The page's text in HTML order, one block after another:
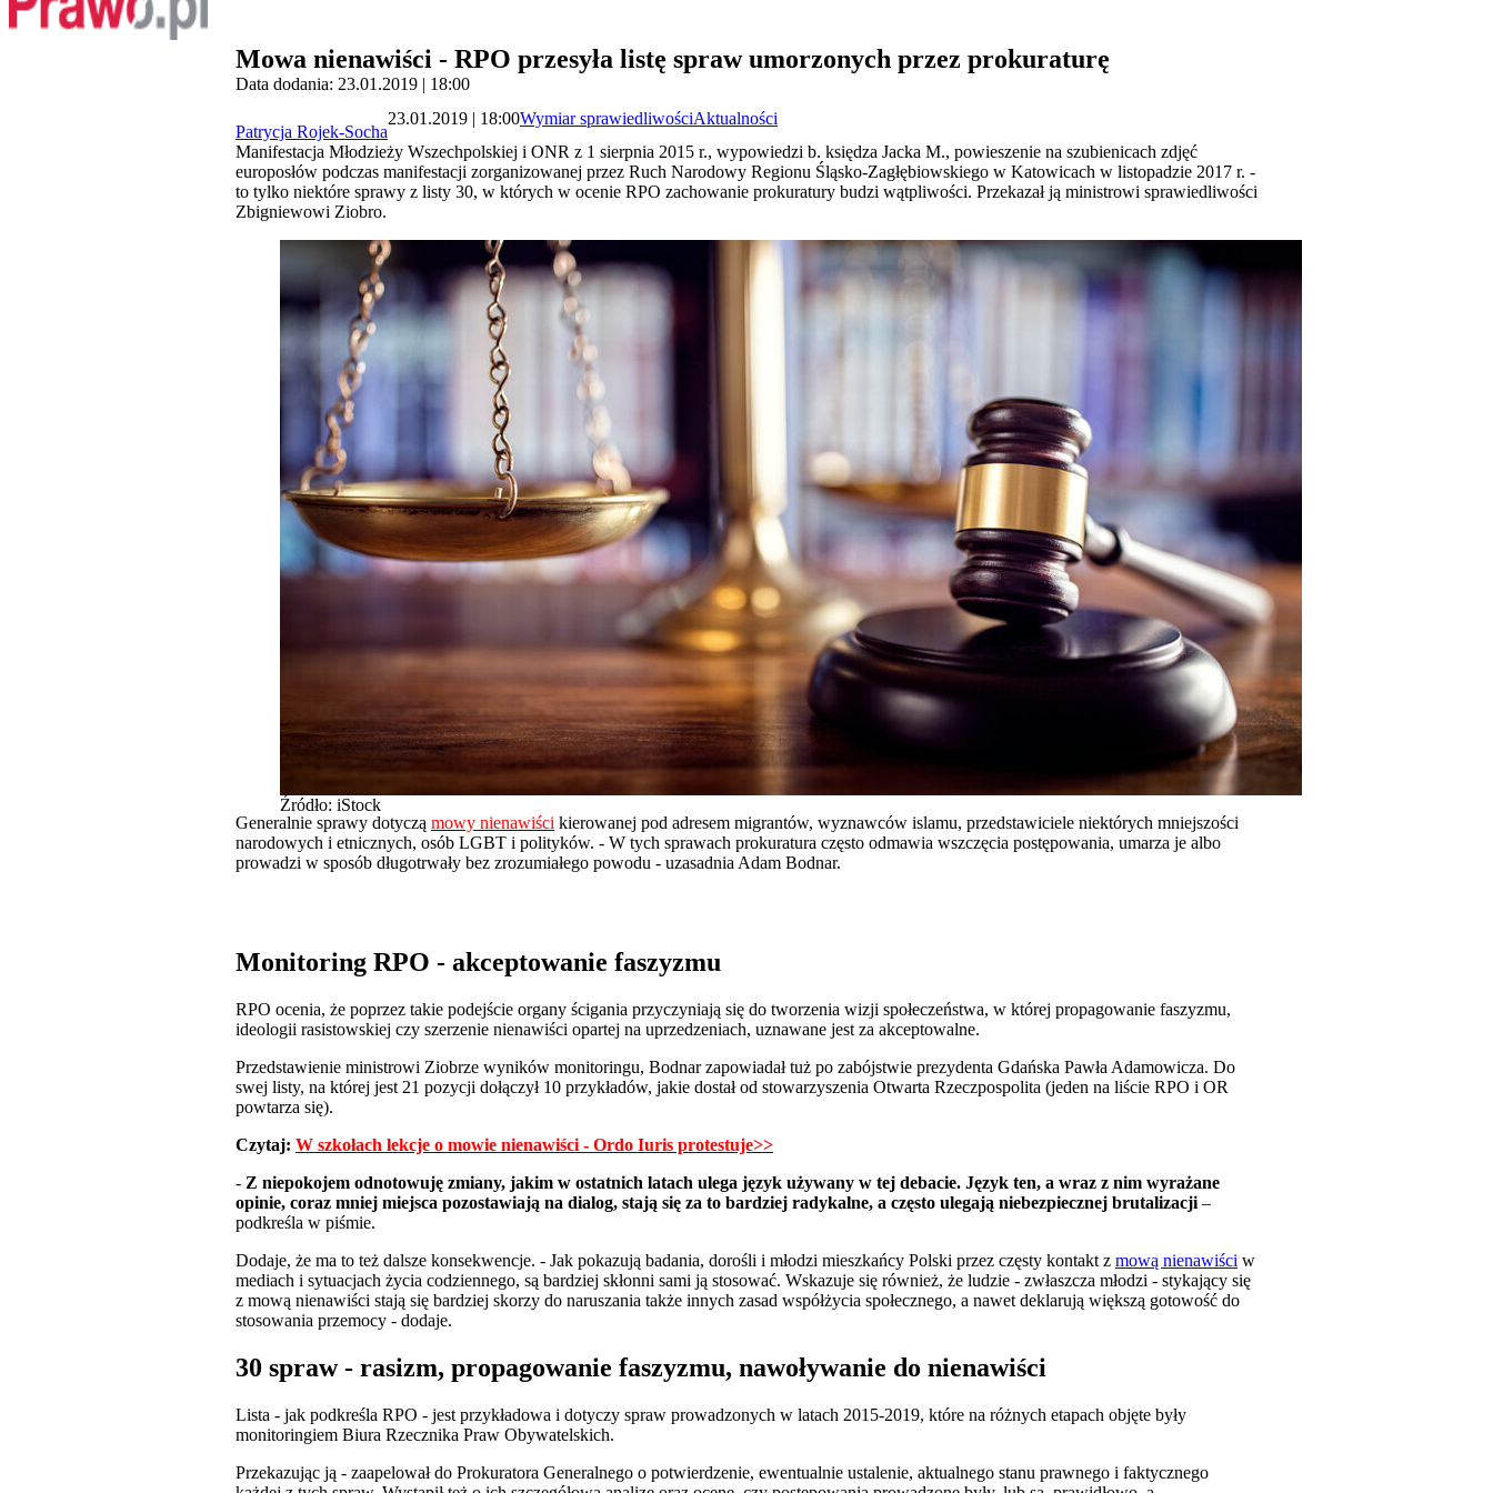
Mowa nienawiści - RPO przesyła listę spraw umorzonych przez prokuraturę
Data dodania: 23.01.2019 | 18:00
Patrycja Rojek-Socha
23.01.2019 | 18:00Wymiar sprawiedliwościAktualności
Manifestacja Młodzieży Wszechpolskiej i ONR z 1 sierpnia 2015 r., wypowiedzi b. księdza Jacka M., powieszenie na szubienicach zdjęć
europosłów podczas manifestacji zorganizowanej przez Ruch Narodowy Regionu Śląsko-Zagłębiowskiego w Katowicach w listopadzie 2017 r. -
to tylko niektóre sprawy z listy 30, w których w ocenie RPO zachowanie prokuratury budzi wątpliwości. Przekazał ją ministrowi sprawiedliwości
Zbigniewowi Ziobro.
Źródło: iStock
Generalnie sprawy dotyczą mowy nienawiści kierowanej pod adresem migrantów, wyznawców islamu, przedstawiciele niektórych mniejszości
narodowych i etnicznych, osób LGBT i polityków. - W tych sprawach prokuratura często odmawia wszczęcia postępowania, umarza je albo
prowadzi w sposób długotrwały bez zrozumiałego powodu - uzasadnia Adam Bodnar.
Monitoring RPO - akceptowanie faszyzmu
RPO ocenia, że poprzez takie podejście organy ścigania przyczyniają się do tworzenia wizji społeczeństwa, w której propagowanie faszyzmu,
ideologii rasistowskiej czy szerzenie nienawiści opartej na uprzedzeniach, uznawane jest za akceptowalne.
Przedstawienie ministrowi Ziobrze wyników monitoringu, Bodnar zapowiadał tuż po zabójstwie prezydenta Gdańska Pawła Adamowicza. Do
swej listy, na której jest 21 pozycji dołączył 10 przykładów, jakie dostał od stowarzyszenia Otwarta Rzeczpospolita (jeden na liście RPO i OR
powtarza się).
Czytaj: W szkołach lekcje o mowie nienawiści - Ordo Iuris protestuje>>
- Z niepokojem odnotowuję zmiany, jakim w ostatnich latach ulega język używany w tej debacie. Język ten, a wraz z nim wyrażane
opinie, coraz mniej miejsca pozostawiają na dialog, stają się za to bardziej radykalne, a często ulegają niebezpiecznej brutalizacji –
podkreśla w piśmie.
Dodaje, że ma to też dalsze konsekwencje. - Jak pokazują badania, dorośli i młodzi mieszkańcy Polski przez częsty kontakt z mową nienawiści w
mediach i sytuacjach życia codziennego, są bardziej skłonni sami ją stosować. Wskazuje się również, że ludzie - zwłaszcza młodzi - stykający się
z mową nienawiści stają się bardziej skorzy do naruszania także innych zasad współżycia społecznego, a nawet deklarują większą gotowość do
stosowania przemocy - dodaje.
30 spraw - rasizm, propagowanie faszyzmu, nawoływanie do nienawiści
Lista - jak podkreśla RPO - jest przykładowa i dotyczy spraw prowadzonych w latach 2015-2019, które na różnych etapach objęte były
monitoringiem Biura Rzecznika Praw Obywatelskich.
Przekazując ją - zaapelował do Prokuratora Generalnego o potwierdzenie, ewentualnie ustalenie, aktualnego stanu prawnego i faktycznego